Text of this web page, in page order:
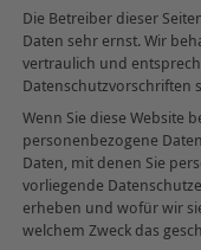
Die Betreiber dieser
Daten sehr ernst. Wir
vertraulich und
Datenschutzvorschriften
Wenn Sie diese Website
personenbezogene
Daten, mit denen Sie
vorliegende
erheben und wofür wir
welchem Zweck das